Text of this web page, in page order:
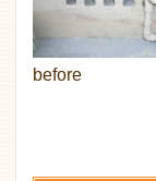
before